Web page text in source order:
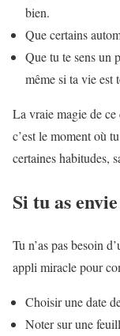
bien.
Que certains
Que tu te sens un
même si ta vie est
La vraie magie de ce
c’est le moment où
certaines habitudes,
Si tu as
Tu n’as pas besoin
appli miracle pour
Choisir une date
Noter sur une